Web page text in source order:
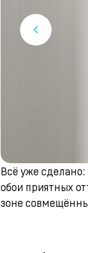
Всё уже
обои приятных
зоне